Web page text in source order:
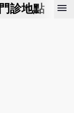
門診地點 預
menu